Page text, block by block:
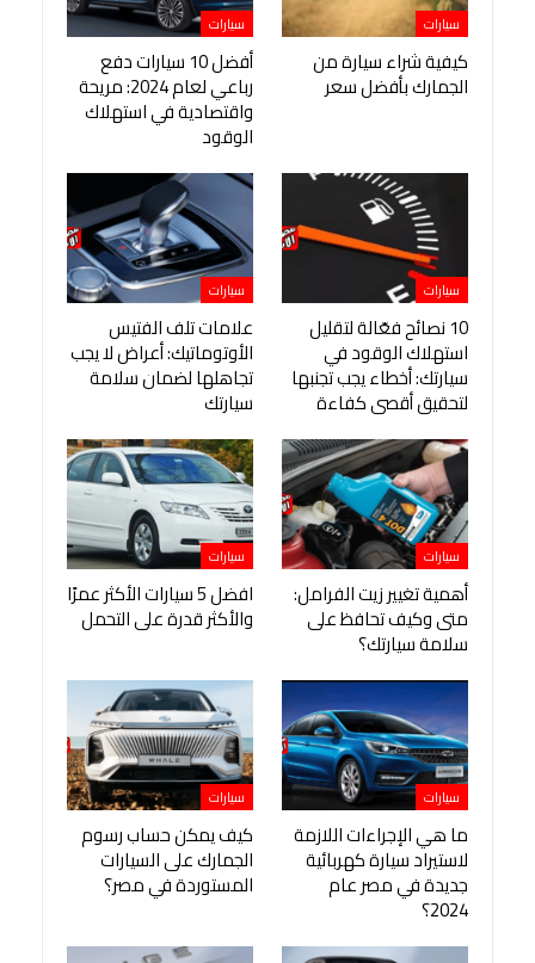
سيارات
كيفية شراء سيارة من
الجمارك بأفضل سعر
سيارات
أفضل 10 سيارات دفع
رباعي لعام 2024: مريحة
واقتصادية في استهلاك
الوقود
سيارات
10 نصائح فعّالة لتقليل
استهلاك الوقود في
سيارتك: أخطاء يجب تجنبها
لتحقيق أقصى كفاءة
سيارات
علامات تلف الفتيس
الأوتوماتيك: أعراض لا يجب
تجاهلها لضمان سلامة
سيارتك
سيارات
أهمية تغيير زيت الفرامل:
متى وكيف تحافظ على
سلامة سيارتك؟
سيارات
افضل 5 سيارات الأكثر عمرًا
والأكثر قدرة على التحمل
سيارات
ما هي الإجراءات اللازمة
لاستيراد سيارة كهربائية
جديدة في مصر عام
2024؟
سيارات
كيف يمكن حساب رسوم
الجمارك على السيارات
المستوردة في مصر؟